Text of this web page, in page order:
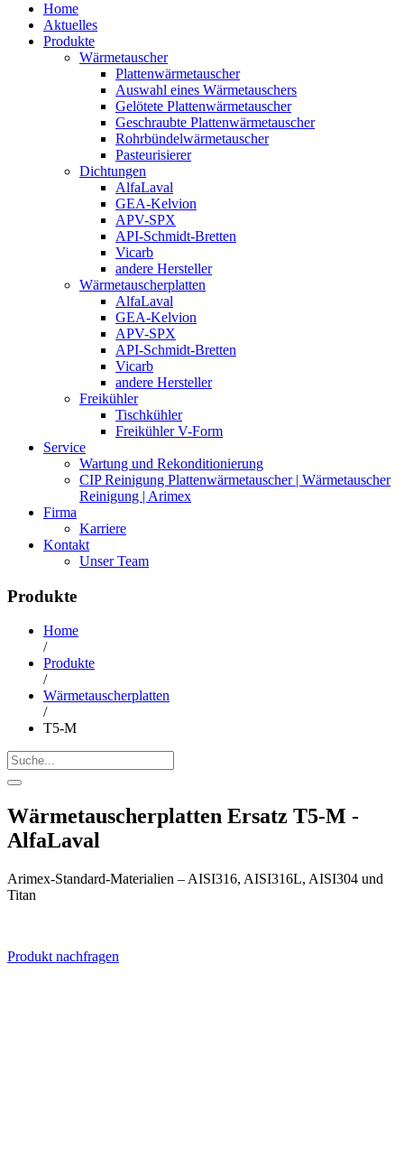
Home
Aktuelles
Produkte
Wärmetauscher
Plattenwärmetauscher
Auswahl eines Wärmetauschers
Gelötete Plattenwärmetauscher
Geschraubte Plattenwärmetauscher
Rohrbündelwärmetauscher
Pasteurisierer
Dichtungen
AlfaLaval
GEA-Kelvion
APV-SPX
API-Schmidt-Bretten
Vicarb
andere Hersteller
Wärmetauscherplatten
AlfaLaval
GEA-Kelvion
APV-SPX
API-Schmidt-Bretten
Vicarb
andere Hersteller
Freikühler
Tischkühler
Freikühler V-Form
Service
Wartung und Rekonditionierung
CIP Reinigung Plattenwärmetauscher | Wärmetauscher
Reinigung | Arimex
Firma
Karriere
Kontakt
Unser Team
Produkte
Home
/
Produkte
/
Wärmetauscherplatten
/
T5-M
Wärmetauscherplatten Ersatz T5-M -
AlfaLaval
Arimex-Standard-Materialien – AISI316, AISI316L, AISI304 und
Titan
Produkt nachfragen